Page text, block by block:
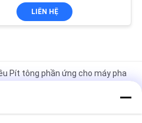
LIÊN HỆ
Pít tông phần ứng cho máy pha
18721 18724 17120 17121